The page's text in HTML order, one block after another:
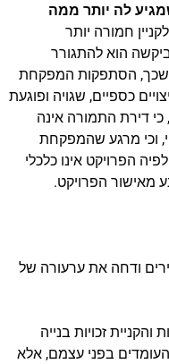
לה יותר ממה
חמורה יותר
הוא להתגורר
הסתפקות המפקחת
כספיים, שגויה ופוגעת
כי דירת התמורה אינה
וכי מרגע שהמפקחת
הפרויקט אינו כלכלי
מאישור הפרויקט.
ודחה את ערעורה של
זכויות בנייה
בפני עצמם, אלא